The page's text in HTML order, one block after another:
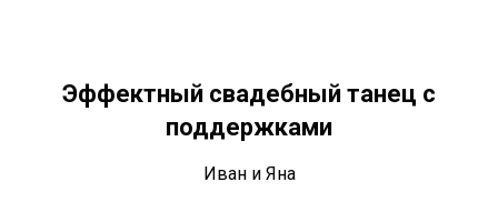
Эффектный свадебный танец с
поддержками
Иван и Яна